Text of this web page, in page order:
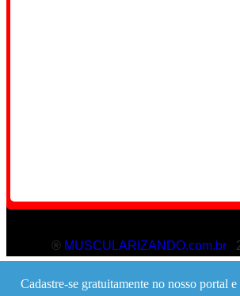
® MUSCULARIZANDO.com.br
Cadastre-se gratuitamente no nosso portal e